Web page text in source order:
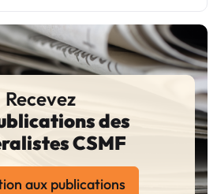
Recevez
des
CSMF
aux publications